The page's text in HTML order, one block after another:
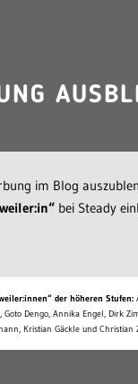
im Blog
bei Steady
der höheren Stufen:
Goto Dengo, Annika Engel, Dirk
Kristian Gäckle und Christian